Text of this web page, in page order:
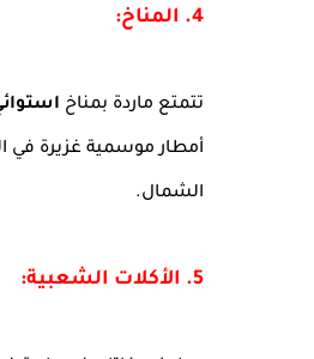
4. المناخ:
تتمتع ماردة بمناخ
أمطار موسمية غزيرة في
الشمال.
5. الأكلات الشعبية: